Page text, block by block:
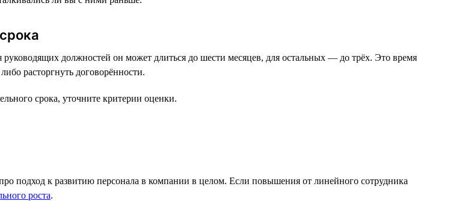
должностей он может длиться до шести месяцев, для остальных — до трёх. Это время
расторгнуть договорённости.
срока, уточните критерии оценки.
подход к развитию персонала в компании в целом. Если повышения от линейного сотрудника
роста.